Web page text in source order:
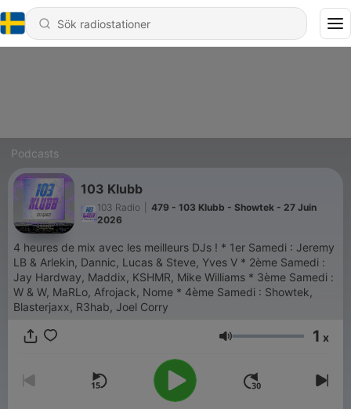
Podcasts
103 Klubb
103 Radio
479 - 103 Klubb - Showtek - 27 Juin
2026
4 heures de mix avec les meilleurs DJs ! * 1er Samedi : Jeremy
LB & Arlekin, Dannic, Lucas & Steve, Yves V * 2ème Samedi :
Jay Hardway, Maddix, KSHMR, Mike Williams * 3ème Samedi :
W & W, MaRLo, Afrojack, Nome * 4ème Samedi : Showtek,
Blasterjaxx, R3hab, Joel Corry
Volym 1 x